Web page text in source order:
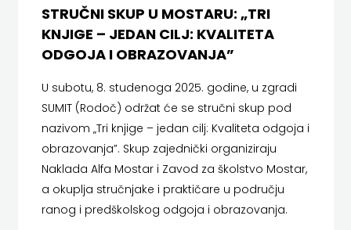
PUBLICISTIKA
RJEČNICI
SLIKOVNICE
STUDIJE,
ANALIZE,
ŠKOLU
SECONDARY
TEACHER'S
RESOURCES
UDŽBENICI-
DODATNO
BUDILNIK
IZDAVAŠTVO
BUYBOOK
ČITAJ
KNJIGU
DETECTA
GALERIJA
DOWNLOAD
KOŠARICA
NASTAVNICI
STRUČNI SKUP U MOSTARU: „TRI
KNJIGE – JEDAN CILJ: KVALITETA
ODGOJA I OBRAZOVANJA”
U subotu, 8. studenoga 2025. godine, u zgradi
SUMIT (Rodoč) održat će se stručni skup pod
nazivom „Tri knjige – jedan cilj: Kvaliteta odgoja i
obrazovanja”. Skup zajednički organiziraju
Naklada Alfa Mostar i Zavod za školstvo Mostar,
a okuplja stručnjake i praktičare u području
ranog i predškolskog odgoja i obrazovanja.